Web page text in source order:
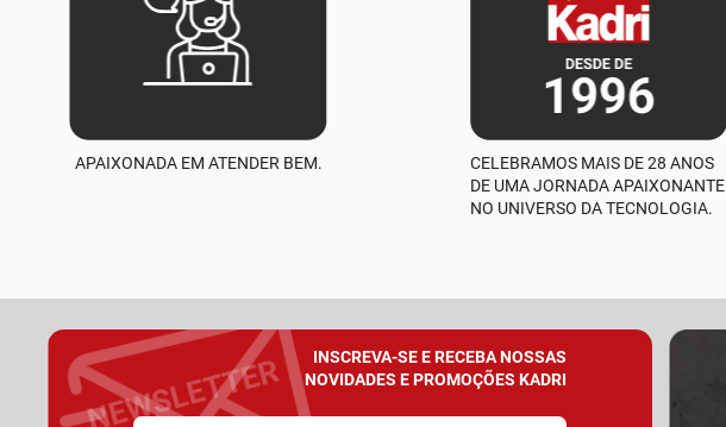
APAIXONADA EM ATENDER BEM.
CELEBRAMOS MAIS DE 28 ANOS
DE UMA JORNADA APAIXONANTE
NO UNIVERSO DA TECNOLOGIA.
INSCREVA-SE E RECEBA NOSSAS
NOVIDADES E PROMOÇÕES KADRI